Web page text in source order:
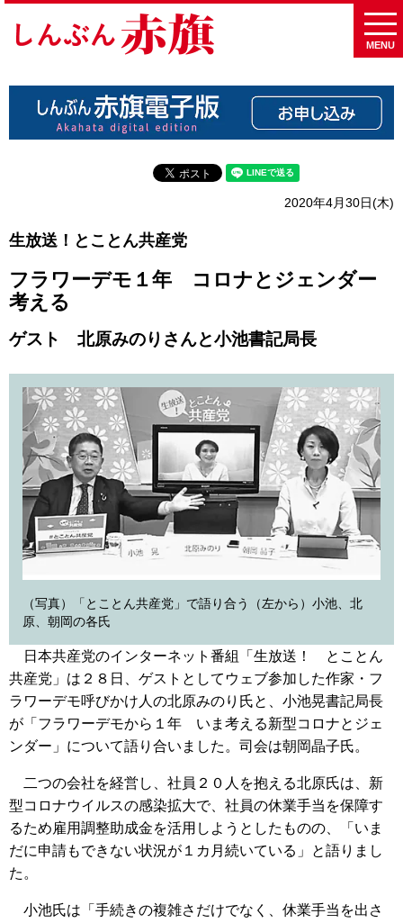
MENU
2020年4月30日(木)
生放送！とことん共産党
フラワーデモ１年 コロナとジェンダー
考える
ゲスト 北原みのりさんと小池書記局長
（写真）「とことん共産党」で語り合う（左から）小池、北
原、朝岡の各氏
日本共産党のインターネット番組「生放送！ とことん
共産党」は２８日、ゲストとしてウェブ参加した作家・フ
ラワーデモ呼びかけ人の北原みのり氏と、小池晃書記局長
が「フラワーデモから１年 いま考える新型コロナとジェ
ンダー」について語り合いました。司会は朝岡晶子氏。
二つの会社を経営し、社員２０人を抱える北原氏は、新
型コロナウイルスの感染拡大で、社員の休業手当を保障す
るため雇用調整助成金を活用しようとしたものの、「いま
だに申請もできない状況が１カ月続いている」と語りまし
た。
小池氏は「手続きの複雑さだけでなく、休業手当を出さ